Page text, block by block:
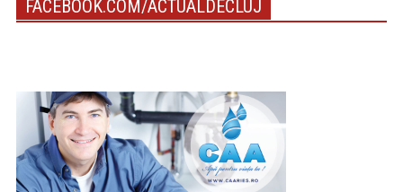
FACEBOOK.COM/ACTUALDECLUJ